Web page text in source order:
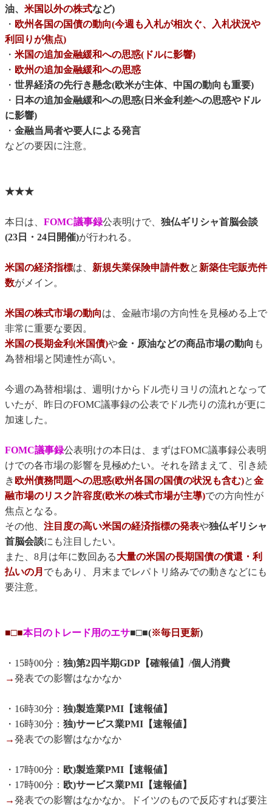
油、 米国以外の株式など)
・ 欧州各国の国債の動向(今週も入札が相次ぐ、入札状況や
利回りが焦点)
・ 米国の追加金融緩和への思惑(ドルに影響)
・ 欧州の追加金融緩和への思惑
・ 世界経済の先行き懸念(欧米が主体、中国の動向も重要)
・ 日本の追加金融緩和への思惑(日米金利差への思惑やドル
に影響)
・ 金融当局者や要人による発言
などの要因に注意。
★★★
本日は、 FOMC議事録公表明けで、 独仏ギリシャ首脳会談
(23日・24日開催)が行われる。
米国の経済指標は、 新規失業保険申請件数と新築住宅販売件
数がメイン。
米国の株式市場の動向は、金融市場の方向性を見極める上で
非常に重要な要因。
米国の長期金利(米国債)や金・原油などの商品市場の動向 も
為替相場と関連性が高い。
今週の為替相場は、週明けからドル売りヨリの流れとなって
いたが、昨日のFOMC議事録の公表でドル売りの流れが更に
加速した。
FOMC議事録公表明けの本日は、まずはFOMC議事録公表明
けでの各市場の影響を見極めたい。それを踏まえて、引き続
き 欧州債務問題への思惑(欧州各国の国債の状況も含む)と金
融市場のリスク許容度(欧米の株式市場が主導)での方向性が
焦点となる。
その他、 注目度の高い米国の経済指標の発表や独仏ギリシャ
首脳会談にも注目したい。
また、8月は年に数回ある大量の米国の長期国債の償還・利
払いの月 でもあり、月末までレパトリ絡みでの動きなどにも
要注意。
■□■本日のトレード用のエサ■□■(※毎日更新)
・15時00分： 独)第2四半期GDP【確報値】 /個人消費
→発表での影響はなかなか
・16時30分： 独)製造業PMI【速報値】
・16時30分： 独)サービス業PMI【速報値】
→発表での影響はなかなか
・17時00分： 欧)製造業PMI【速報値】
・17時00分： 欧)サービス業PMI【速報値】
→発表での影響はなかなか。ドイツのもので反応すれば要注